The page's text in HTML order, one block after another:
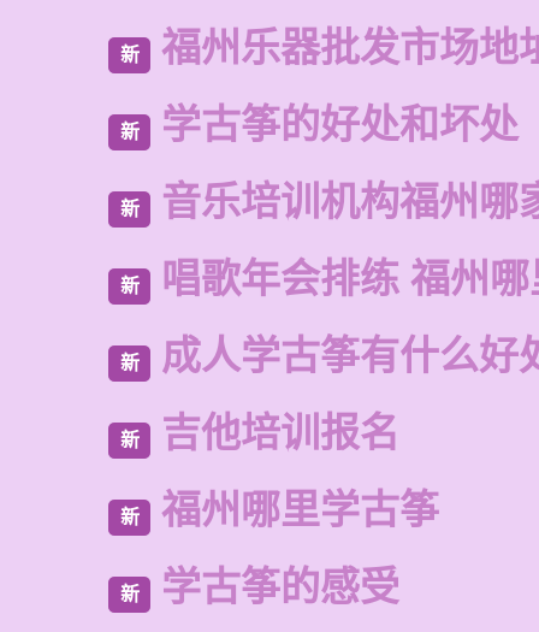
新 福州乐器批发市场地
新 学古筝的好处和坏处
新 音乐培训机构福州哪
新 唱歌年会排练 福州
新 成人学古筝有什么好
新 吉他培训报名
新 福州哪里学古筝
新 学古筝的感受